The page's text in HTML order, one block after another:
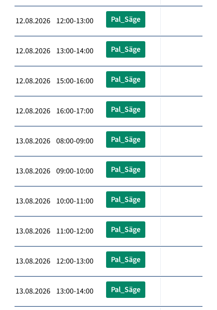
12.08.2026 12:00-13:00 Pal_Säge
12.08.2026 13:00-14:00 Pal_Säge
12.08.2026 15:00-16:00 Pal_Säge
12.08.2026 16:00-17:00 Pal_Säge
13.08.2026 08:00-09:00 Pal_Säge
13.08.2026 09:00-10:00 Pal_Säge
13.08.2026 10:00-11:00 Pal_Säge
13.08.2026 11:00-12:00 Pal_Säge
13.08.2026 12:00-13:00 Pal_Säge
13.08.2026 13:00-14:00 Pal_Säge